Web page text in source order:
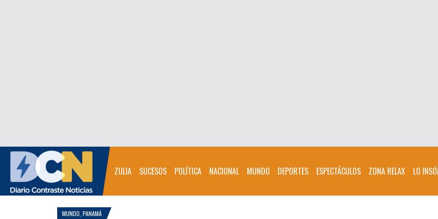
ZULIA SUCESOS POLÍTICA NACIONAL MUNDO DEPORTES ESPECTÁCULOS ZONA RELAX LO
MUNDO PANAMÁ